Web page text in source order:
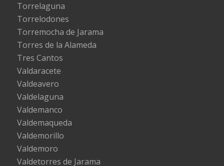
Torrelaguna
Torrelodones
Torremocha de Jarama
Torres de la Alameda
Tres Cantos
Valdaracete
Valdeavero
Valdelaguna
Valdemanco
Valdemaqueda
Valdemorillo
Valdemoro
Valdetorres de Jarama